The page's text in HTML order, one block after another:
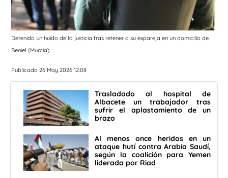
Detenido un huido de la justicia tras retener a su expareja en un domicilio de
Beniel (Murcia)
Publicado 26 May 2026 12:08
Trasladado al hospital de
Albacete un trabajador tras
sufrir el aplastamiento de un
brazo
Al menos once heridos en un
ataque hutí contra Arabia Saudí,
según la coalición para Yemen
liderada por Riad